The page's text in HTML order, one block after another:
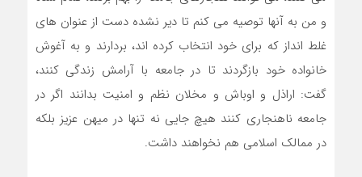
و من به آنها توصیه می کنم تا دیر نشده دست از عنوان های
غلط انداز که برای خود انتخاب کرده اند، بردارند و به آغوش
خانواده خود بازگردند تا در جامعه با آرامش زندگی کنند،
گفت: اراذل و اوباش و مخلان نظم و امنیت بدانند اگر در
جامعه ناهنجاری کنند هیچ جایی نه تنها در میهن عزیز بلکه
در ممالک اسلامی هم نخواهند داشت.